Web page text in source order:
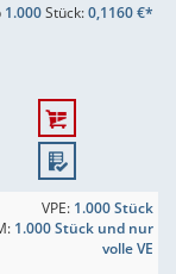
1.000Stück:0,1160 €*
VPE: 1.000 Stück
1.000 Stück und nur
volle VE